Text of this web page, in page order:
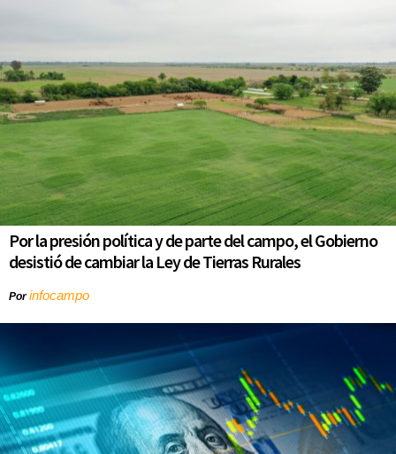
Por la presión política y de parte del campo, el Gobierno
desistió de cambiar la Ley de Tierras Rurales
Porinfocampo